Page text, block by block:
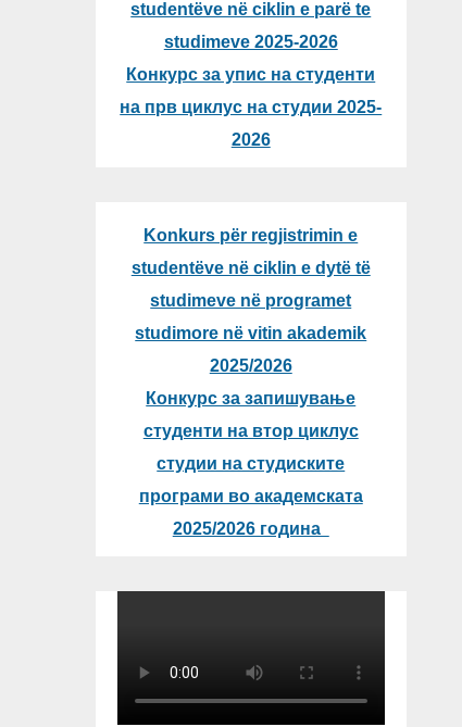
studentëve në ciklin e parë te
studimeve 2025-2026
Конкурс за упис на студенти
на прв циклус на студии 2025-
2026
Konkurs për regjistrimin e
studentëve në ciklin e dytë të
studimeve në programet
studimore në vitin akademik
2025/2026
Конкурс за запишување
студенти на втор циклус
студии на студиските
програми во академската
2025/2026 година